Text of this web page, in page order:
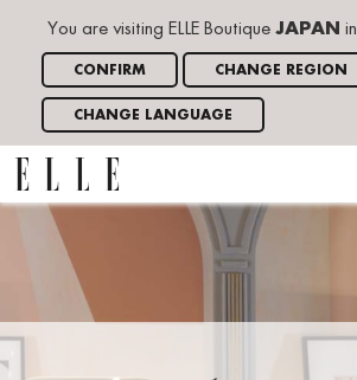
You are visiting ELLE Boutique JAPAN in
CONFIRM CHANGE REGION
CHANGE LANGUAGE